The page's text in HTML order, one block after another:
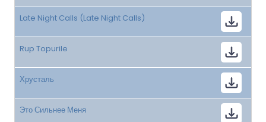
Late Night Calls (Late Night Calls)
Rup Topurile
Хрусталь
Это Сильнее Меня